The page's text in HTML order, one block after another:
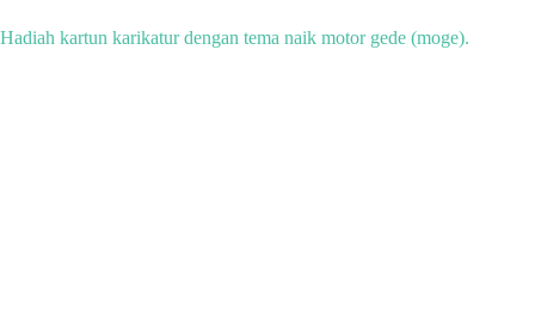
Hadiah kartun karikatur dengan tema naik motor gede (moge).